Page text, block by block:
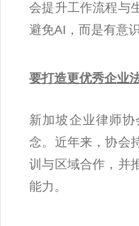
会提升工作流程与
避免AI，而是有意
要打造更优秀企业
新加坡企业律师
念。近年来，协会
训与区域合作，并
能力。